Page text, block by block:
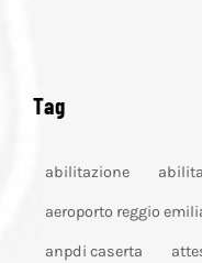
Tag
abilitazione
aeroporto reggio
anpdi caserta